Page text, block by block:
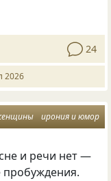
24
2026
ирония и юмор
и речи нет —
пробуждения.